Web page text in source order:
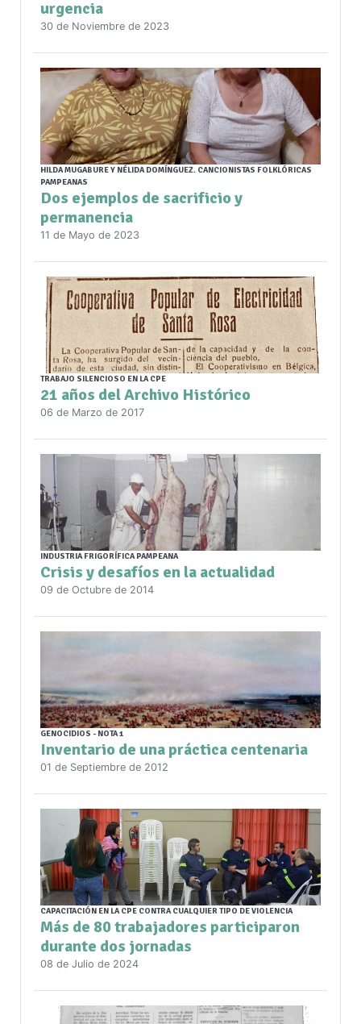
urgencia
30 de Noviembre de 2023
HILDA MUGABURE Y NÉLIDA DOMÍNGUEZ. CANCIONISTAS FOLKLÓRICAS
PAMPEANAS
Dos ejemplos de sacrificio y
permanencia
11 de Mayo de 2023
TRABAJO SILENCIOSO EN LA CPE
21 años del Archivo Histórico
06 de Marzo de 2017
INDUSTRIA FRIGORÍFICA PAMPEANA
Crisis y desafíos en la actualidad
09 de Octubre de 2014
GENOCIDIOS - NOTA 1
Inventario de una práctica centenaria
01 de Septiembre de 2012
CAPACITACIÓN EN LA CPE CONTRA CUALQUIER TIPO DE VIOLENCIA
Más de 80 trabajadores participaron
durante dos jornadas
08 de Julio de 2024